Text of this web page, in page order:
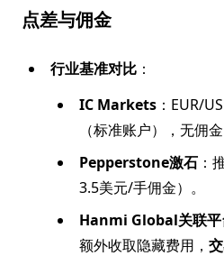
点差与佣金
行业基准对比 ：
IC Markets ：EUR/
（标准账户），无佣金
Pepperstone激石 ：
3.5美元/手佣金）。
Hanmi Global关联平
额外收取隐藏费用，